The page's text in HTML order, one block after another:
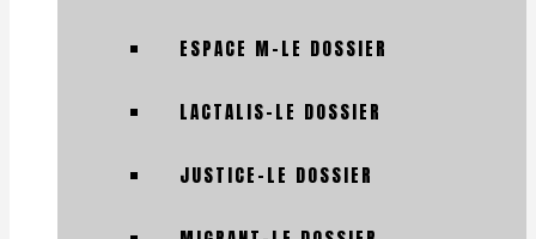
ESPACE M-LE DOSSIER
LACTALIS-LE DOSSIER
JUSTICE-LE DOSSIER